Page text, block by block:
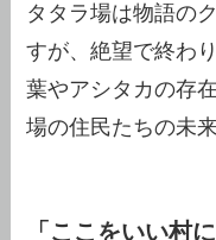
タタラ場は物語の
すが、絶望で終わ
葉やアシタカの存
場の住民たちの未
「ここをいい村